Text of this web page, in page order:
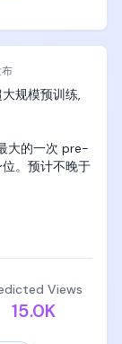
，提交给中
对应的蒲公英
段时间，就
整过程。
以来。 中国大
合作。
挣了的好
规模预训练,
大的一次 pre-
。预计不晚于
,HBM 容量
,都在给光模
。AI还在早期
Views
15.0K